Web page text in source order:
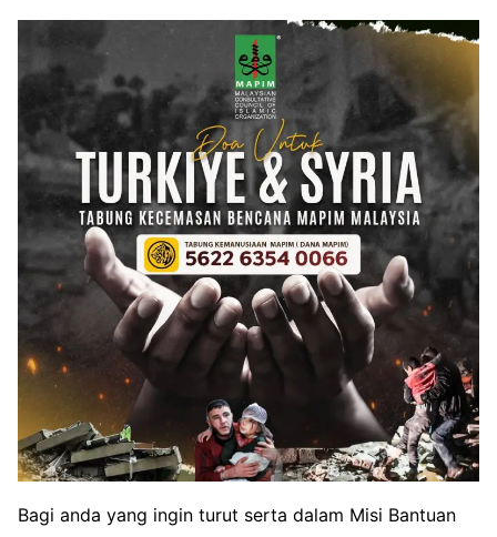
Bagi anda yang ingin turut serta dalam Misi Bantuan